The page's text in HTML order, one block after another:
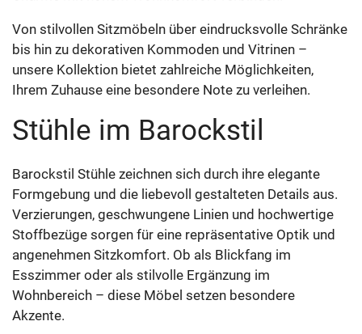
Von stilvollen Sitzmöbeln über eindrucksvolle Schränke
bis hin zu dekorativen Kommoden und Vitrinen –
unsere Kollektion bietet zahlreiche Möglichkeiten,
Ihrem Zuhause eine besondere Note zu verleihen.
Stühle im Barockstil
Barockstil Stühle zeichnen sich durch ihre elegante
Formgebung und die liebevoll gestalteten Details aus.
Verzierungen, geschwungene Linien und hochwertige
Stoffbezüge sorgen für eine repräsentative Optik und
angenehmen Sitzkomfort. Ob als Blickfang im
Esszimmer oder als stilvolle Ergänzung im
Wohnbereich – diese Möbel setzen besondere
Akzente.